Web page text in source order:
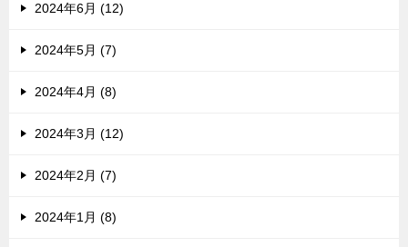
2024年6月 (12)
2024年5月 (7)
2024年4月 (8)
2024年3月 (12)
2024年2月 (7)
2024年1月 (8)